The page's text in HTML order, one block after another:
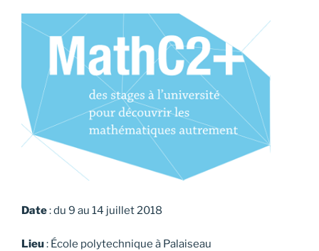
Date: du 9 au 14 juillet 2018
Lieu: École polytechnique à Palaiseau